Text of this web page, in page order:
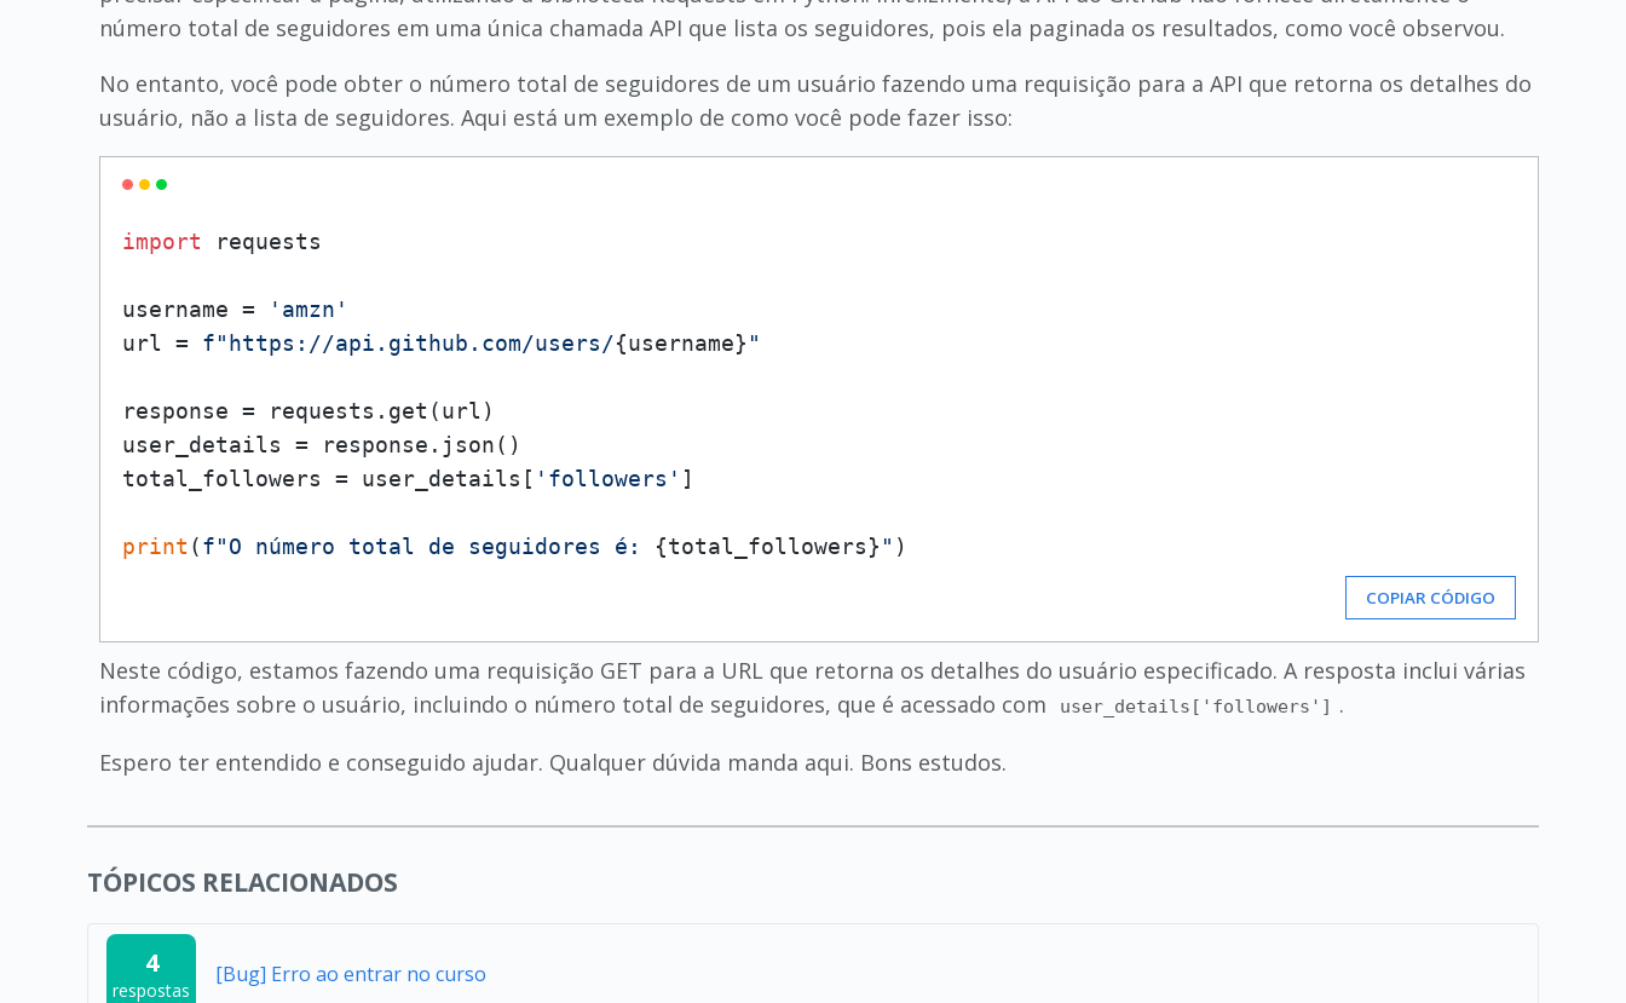
número total de seguidores em uma única chamada API que lista os seguidores, pois ela paginada os resultados, como você observou.
No entanto, você pode obter o número total de seguidores de um usuário fazendo uma requisição para a API que retorna os detalhes do
usuário, não a lista de seguidores. Aqui está um exemplo de como você pode fazer isso:
import requests
username =
'amzn'
url = f"https://api.github.com/users/{username} "
response = requests.get(url)
user_details = response.json()
total_followers = user_details[ 'followers' ]
print (f"O número total de seguidores é: {total_followers} "
COPIAR CÓDIGO
Neste código, estamos fazendo uma requisição GET para a URL que retorna os detalhes do usuário especificado. A resposta inclui várias
informações sobre o usuário, incluindo o número total de seguidores, que é acessado com
user_details['followers'] .
Espero ter entendido e conseguido ajudar. Qualquer dúvida manda aqui. Bons estudos.
TÓPICOS RELACIONADOS
4
respostas
[Bug] Erro ao entrar no curso